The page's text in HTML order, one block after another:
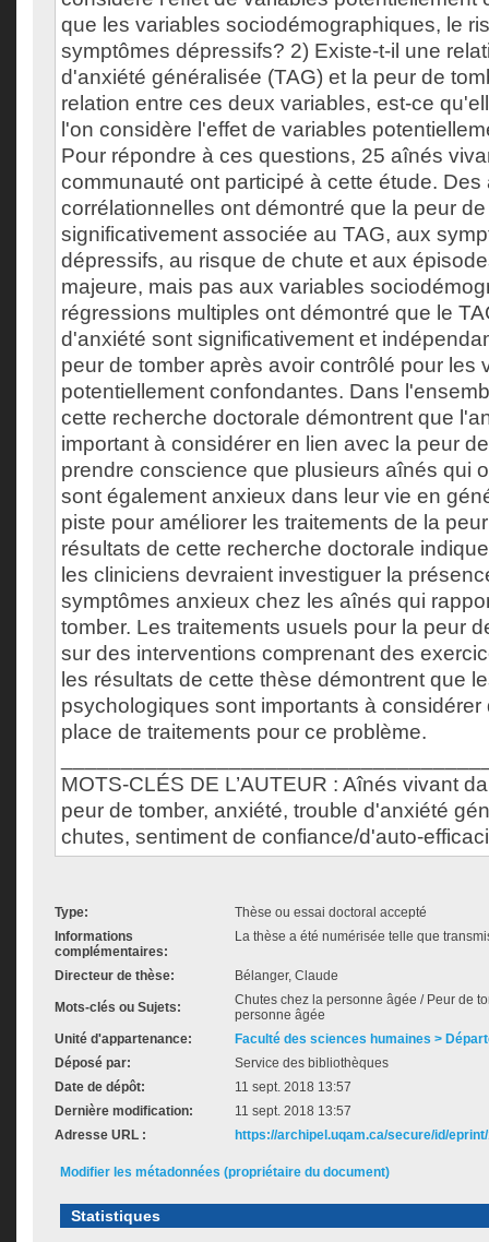
que les variables sociodémographiques, le
symptômes dépressifs? 2) Existe-t-il une
d'anxiété généralisée (TAG) et la peur de
relation entre ces deux variables, est-ce
l'on considère l'effet de variables
Pour répondre à ces questions, 25 aînés
communauté ont participé à cette étude. Des
corrélationnelles ont démontré que la peur
significativement associée au TAG, aux
dépressifs, au risque de chute et aux
majeure, mais pas aux variables
régressions multiples ont démontré que le
d'anxiété sont significativement et
peur de tomber après avoir contrôlé pour les
potentiellement confondantes. Dans
cette recherche doctorale démontrent que
important à considérer en lien avec la peur
prendre conscience que plusieurs aînés qui
sont également anxieux dans leur vie en
piste pour améliorer les traitements de la
résultats de cette recherche doctorale
les cliniciens devraient investiguer la
symptômes anxieux chez les aînés qui
tomber. Les traitements usuels pour la peur
sur des interventions comprenant des
les résultats de cette thèse démontrent que
psychologiques sont importants à considérer
place de traitements pour ce problème.
MOTS-CLÉS DE L’AUTEUR : Aînés vivant
peur de tomber, anxiété, trouble d'anxiété
chutes, sentiment de confiance/d'auto-
Type:
Thèse ou essai doctoral accepté
Informations
complémentaires:
La thèse a été numérisée telle que
Directeur de thèse: Bélanger, Claude
Mots-clés ou Sujets:
Chutes chez la personne âgée / Peur de
personne âgée
Unité d'appartenance:
Faculté des sciences humaines >
Déposé par:
Service des bibliothèques
Date de dépôt:
11 sept. 2018 13:57
Dernière modification:
11 sept. 2018 13:57
Adresse URL :
https://archipel.uqam.ca/secure/id/
Modifier les métadonnées (propriétaire du document)
Statistiques